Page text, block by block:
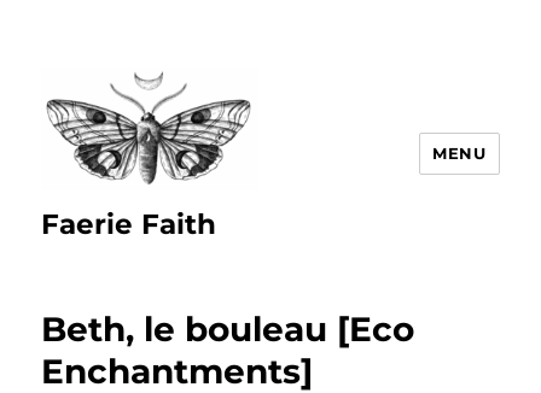
Faerie Faith
MENU
Beth, le bouleau [Eco
Enchantments]